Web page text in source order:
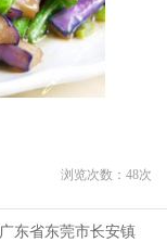
浏览次数： 48次
广东省东莞市长安镇